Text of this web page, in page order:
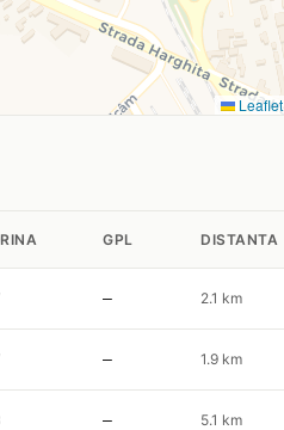
Leaflet
GPL DISTANTA
— 2.1 km
— 1.9 km
— 5.1 km